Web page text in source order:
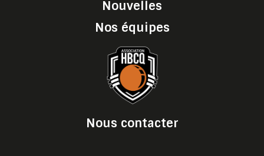
Nouvelles
Nos équipes
Nous contacter